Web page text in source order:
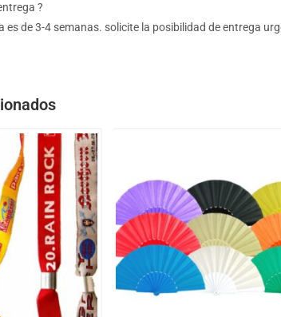
?
es de 3-4 semanas. solicite la posibilidad de entrega